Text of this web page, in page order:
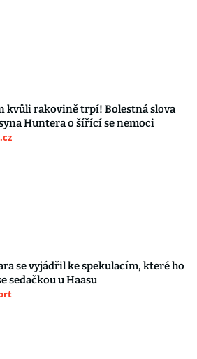
kvůli rakovině trpí! Bolestná slova
Huntera o šířící se nemoci
se vyjádřil ke spekulacím, které ho
sedačkou u Haasu